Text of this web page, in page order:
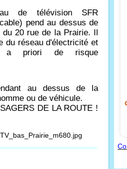
de télévision SFR
pend au dessus de
20 rue de la Prairie. Il
du réseau d'électricité et
a priori de risque
au dessus de la
ou de véhicule.
DE LA ROUTE !